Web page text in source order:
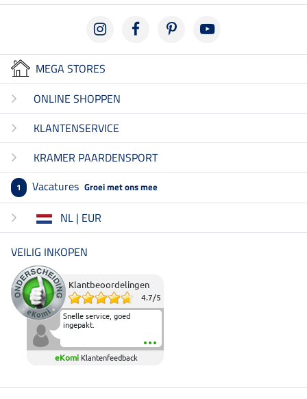
MEGA STORES
ONLINE SHOPPEN
KLANTENSERVICE
KRAMER PAARDENSPORT
1 Vacatures Groei met ons mee
NL | EUR
VEILIG INKOPEN
Klantbeoordelingen
4.7/5
Snelle service, goed
ingepakt.
eKomi Klantenfeedback